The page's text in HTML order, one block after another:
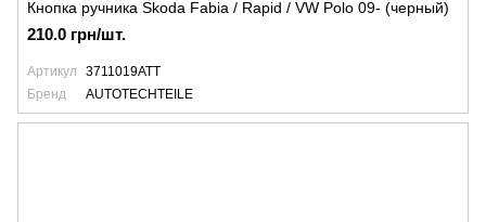
Кнопка ручника Skoda Fabia / Rapid / VW Polo 09- (черный)
210.0 грн/шт.
Артикул
3711019ATT
Бренд
AUTOTECHTEILE